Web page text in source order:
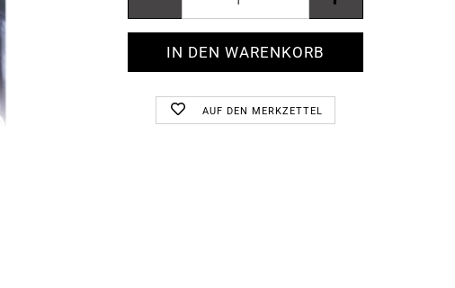
AUF DEN MERKZETTEL